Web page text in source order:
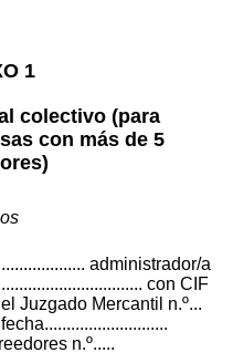
1
colectivo (para
con más de 5
administrador/a
con CIF
Juzgado Mercantil n.º...
n.º.....